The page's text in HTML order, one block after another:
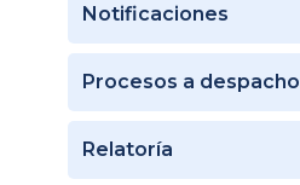
Notificaciones
Procesos a despacho
Relatoría